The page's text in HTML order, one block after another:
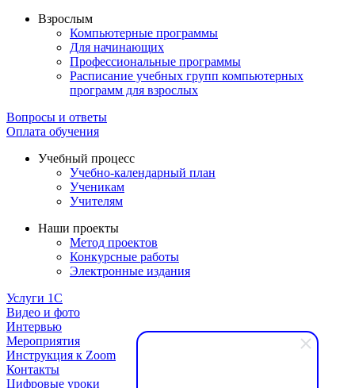
Взрослым
Компьютерные программы
Для начинающих
Профессиональные программы
Расписание учебных групп компьютерных
программ для взрослых
Вопросы и ответы
Оплата обучения
Учебный процесс
Учебно-календарный план
Ученикам
Учителям
Наши проекты
Метод проектов
Конкурсные работы
Электронные издания
Услуги 1C
Видео и фото
Интервью
Мероприятия
Инструкция к Zoom
Контакты
Цифровые уроки